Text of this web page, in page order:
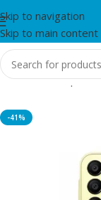
Skip to navigation
Skip to main content
Home/
-41%